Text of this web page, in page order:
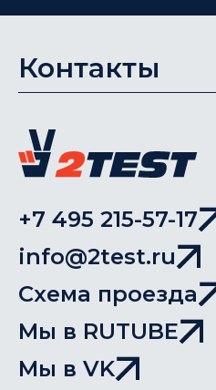
Контакты
+7 495 215-57-17
info@2test.ru
Схема проезда
Мы в RUTUBE
Мы в VK